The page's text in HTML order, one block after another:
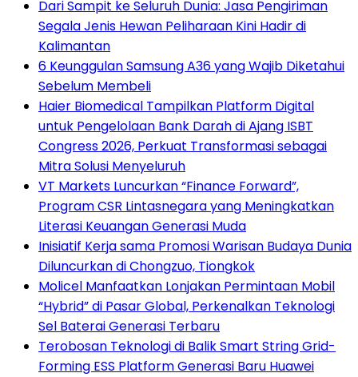
Dari Sampit ke Seluruh Dunia: Jasa Pengiriman
Segala Jenis Hewan Peliharaan Kini Hadir di
Kalimantan
6 Keunggulan Samsung A36 yang Wajib Diketahui
Sebelum Membeli
Haier Biomedical Tampilkan Platform Digital
untuk Pengelolaan Bank Darah di Ajang ISBT
Congress 2026, Perkuat Transformasi sebagai
Mitra Solusi Menyeluruh
VT Markets Luncurkan “Finance Forward”,
Program CSR Lintasnegara yang Meningkatkan
Literasi Keuangan Generasi Muda
Inisiatif Kerja sama Promosi Warisan Budaya Dunia
Diluncurkan di Chongzuo, Tiongkok
Molicel Manfaatkan Lonjakan Permintaan Mobil
“Hybrid” di Pasar Global, Perkenalkan Teknologi
Sel Baterai Generasi Terbaru
Terobosan Teknologi di Balik Smart String Grid-
Forming ESS Platform Generasi Baru Huawei